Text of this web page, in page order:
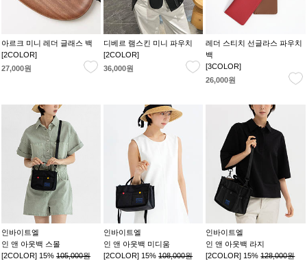
아르크 미니 레더 글래스 백
[2COLOR]
27,000원
디베르 램스킨 미니 파우치
[2COLOR]
36,000원
레더 스티치 선글라스 파우치
백
[3COLOR]
26,000원
인바이트엘
인 앤 아웃백 스몰
[2COLOR] 15% 105,000원
인바이트엘
인 앤 아웃백 미디움
[2COLOR] 15%108,000원
인바이트엘
인 앤 아웃백 라지
[2COLOR] 15%128,000원